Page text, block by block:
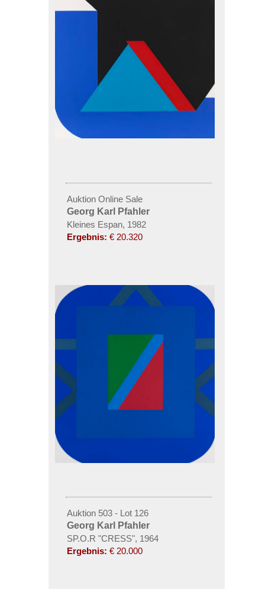
Auktion Online Sale
Georg Karl Pfahler
Kleines Espan, 1982
Ergebnis: € 20.320
Auktion 503 - Lot 126
Georg Karl Pfahler
SP.O.R "CRESS", 1964
Ergebnis: € 20.000